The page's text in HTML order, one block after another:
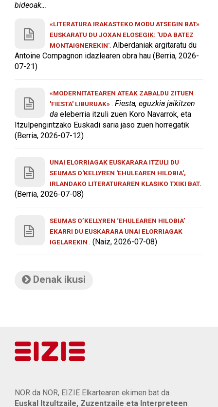
bideoak…
«LITERATURA IRAKASTEKO MODU ATSEGIN BAT»
EUSKARATU DU JOXAN ELOSEGIK: 'UDA BATEZ
MONTAIGNEREKIN'. Alberdaniak argitaratu du
Antoine Compagnon idazlearen obra hau (Berria, 2026-
07-21)
«MODERNITATEAREN ATEAK ZABALDU ZITUEN
'FIESTA' LIBURUAK». Fiesta, eguzkia jaikitzen
da eleberria itzuli zuen Koro Navarrok, eta
Itzulpengintzako Euskadi saria jaso zuen horregatik
(Berria, 2026-07-12)
UNAI ELORRIAGAK EUSKARARA ITZULI DU
SEUMAS O'KELLYREN 'EHULEAREN HILOBIA',
IRLANDAKO LITERATURAREN KLASIKO TXIKI BAT.
(Berria, 2026-07-08)
SEUMAS O’KELLYREN ‘EHULEAREN HILOBIA’
EKARRI DU EUSKARARA UNAI ELORRIAGAK
IGELAREKIN . (Naiz, 2026-07-08)
Denak ikusi
NOR da NOR, EIZIE Elkartearen ekimen bat da.
Euskal Itzultzaile, Zuzentzaile eta Interpreteen